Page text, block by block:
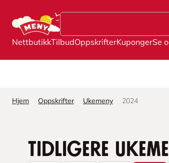
NettbutikkTilbudOppskrifterKupongerSe
Hjem Oppskrifter Ukemeny 2024
Tidligere